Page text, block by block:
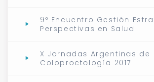
9º Encuentro Gestión
Perspectivas en Salud
X Jornadas Argentinas de
Coloproctología 2017